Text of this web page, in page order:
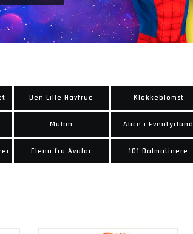
Den Lille Havfrue Klokkeblomst
Mulan Alice i Eventyrland
Elena fra Avalor 101 Dalmatinere